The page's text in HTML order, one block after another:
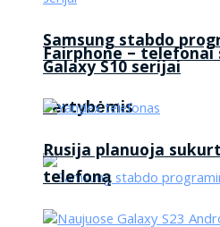
Fairphone –
vertybėmis
Samsung stabdo
Galaxy S10 serijai
Rusija planuoja
telefoną